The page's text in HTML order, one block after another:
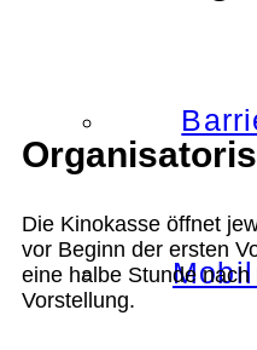
Die Kinokasse öffnet
vor Beginn der ersten
eine halbe Stunde
Vorstellung.